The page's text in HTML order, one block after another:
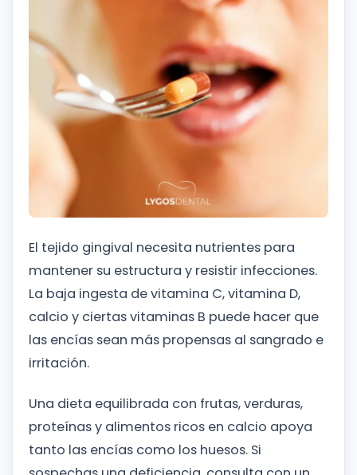
El tejido gingival necesita nutrientes para
mantener su estructura y resistir infecciones.
La baja ingesta de vitamina C, vitamina D,
calcio y ciertas vitaminas B puede hacer que
las encías sean más propensas al sangrado e
irritación.
Una dieta equilibrada con frutas, verduras,
proteínas y alimentos ricos en calcio apoya
tanto las encías como los huesos. Si